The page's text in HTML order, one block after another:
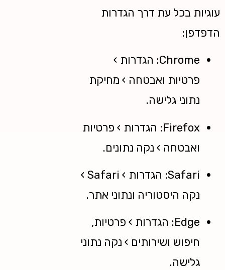
עוגיות בכל עת דרך הגדרות
הדפדפן:
Chrome: הגדרות ›
פרטיות ואבטחה › מחיקת
נתוני גלישה.
Firefox: הגדרות › פרטיות
ואבטחה › נקה נתונים.
Safari: הגדרות › Safari ›
נקה היסטוריה ונתוני אתר.
Edge: הגדרות › פרטיות,
חיפוש ושירותים › נקה נתוני
גלישה.